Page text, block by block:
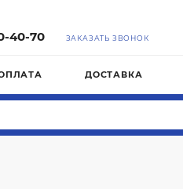
40-70 ЗАКАЗАТЬ ЗВОНОК
ДОСТАВКА